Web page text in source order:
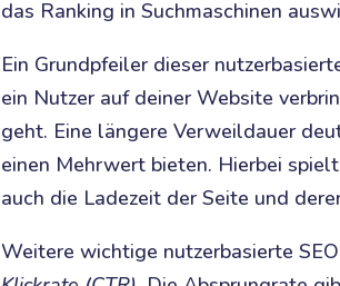
das Ranking in Suchmaschinen
Ein Grundpfeiler dieser
ein Nutzer auf deiner Website
geht. Eine längere Verweildauer
einen Mehrwert bieten. Hierbei
auch die Ladezeit der Seite und
Weitere wichtige nutzerbasierte